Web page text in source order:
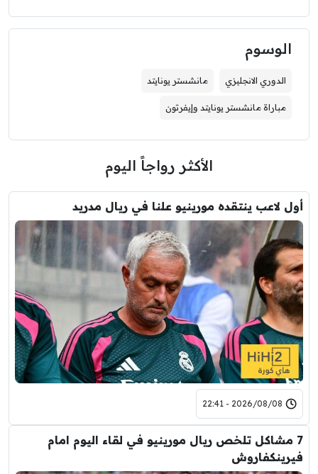
الوسوم
الدوري الانجليزي مانشستر يونايتد
مباراة مانشستر يونايتد وإيفرتون
الأكثر رواجاً اليوم
أول لاعب ينتقده مورينيو علنا في ريال مدريد
2026/08/08 - 22:41
7 مشاكل تلخص ريال مورينيو في لقاء اليوم امام
فيرينكفاروش